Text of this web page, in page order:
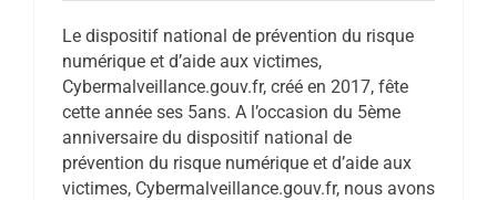
Le dispositif national de prévention du risque
numérique et d’aide aux victimes,
Cybermalveillance.gouv.fr, créé en 2017, fête
cette année ses 5ans. A l’occasion du 5ème
anniversaire du dispositif national de
prévention du risque numérique et d’aide aux
victimes, Cybermalveillance.gouv.fr, nous avons